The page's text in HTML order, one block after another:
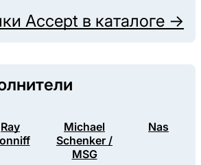
Accept в каталоге →
Ray
Michael
Schenker /
MSG
Nas